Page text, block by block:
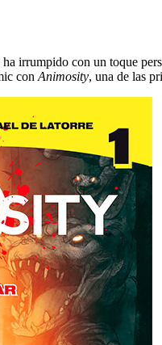
irrumpido con un toque
con Animosity, una de las